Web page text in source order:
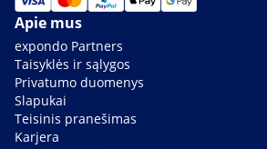
Apie mus
expondo Partners
Taisyklės ir sąlygos
Privatumo duomenys
Slapukai
Teisinis pranešimas
Karjera